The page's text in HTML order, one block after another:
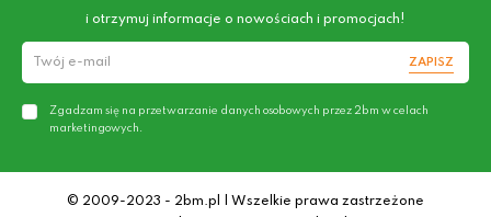
i otrzymuj informacje o nowościach i promocjach!
ZAPISZ
Zgadzam się na przetwarzanie danych osobowych przez 2bm w celach
marketingowych.
© 2009-2023 - 2bm.pl | Wszelkie prawa zastrzeżone